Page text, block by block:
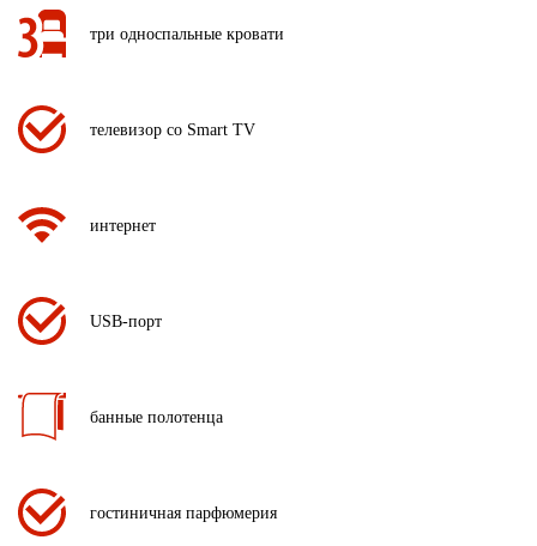
три односпальные кровати
телевизор со Smart TV
интернет
USB-порт
банные полотенца
гостиничная парфюмерия